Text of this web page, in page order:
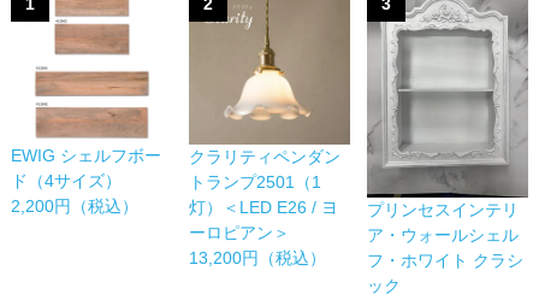
EWIG シェルフボー
ド（4サイズ）
2,200円（税込）
クラリティペンダン
トランプ2501（1
灯）＜LED E26 / ヨ
ーロピアン＞
13,200円（税込）
プリンセスインテリ
ア・ウォールシェル
フ・ホワイト クラシ
ック